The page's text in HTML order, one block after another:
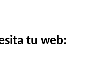
tu web: